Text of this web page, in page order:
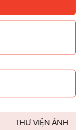
THƯ VIỆN ẢNH